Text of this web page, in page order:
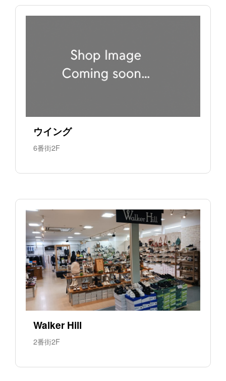
ウイング
6番街2F
Walker Hill
2番街2F